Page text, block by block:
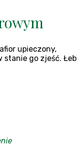
upieczony,
go zjeść. Łeb